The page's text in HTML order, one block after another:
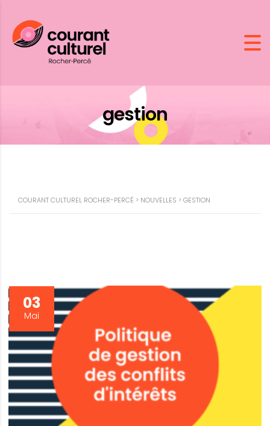
gestion
COURANT CULTUREL ROCHER-PERCÉ > NOUVELLES >GESTION
03
Mai